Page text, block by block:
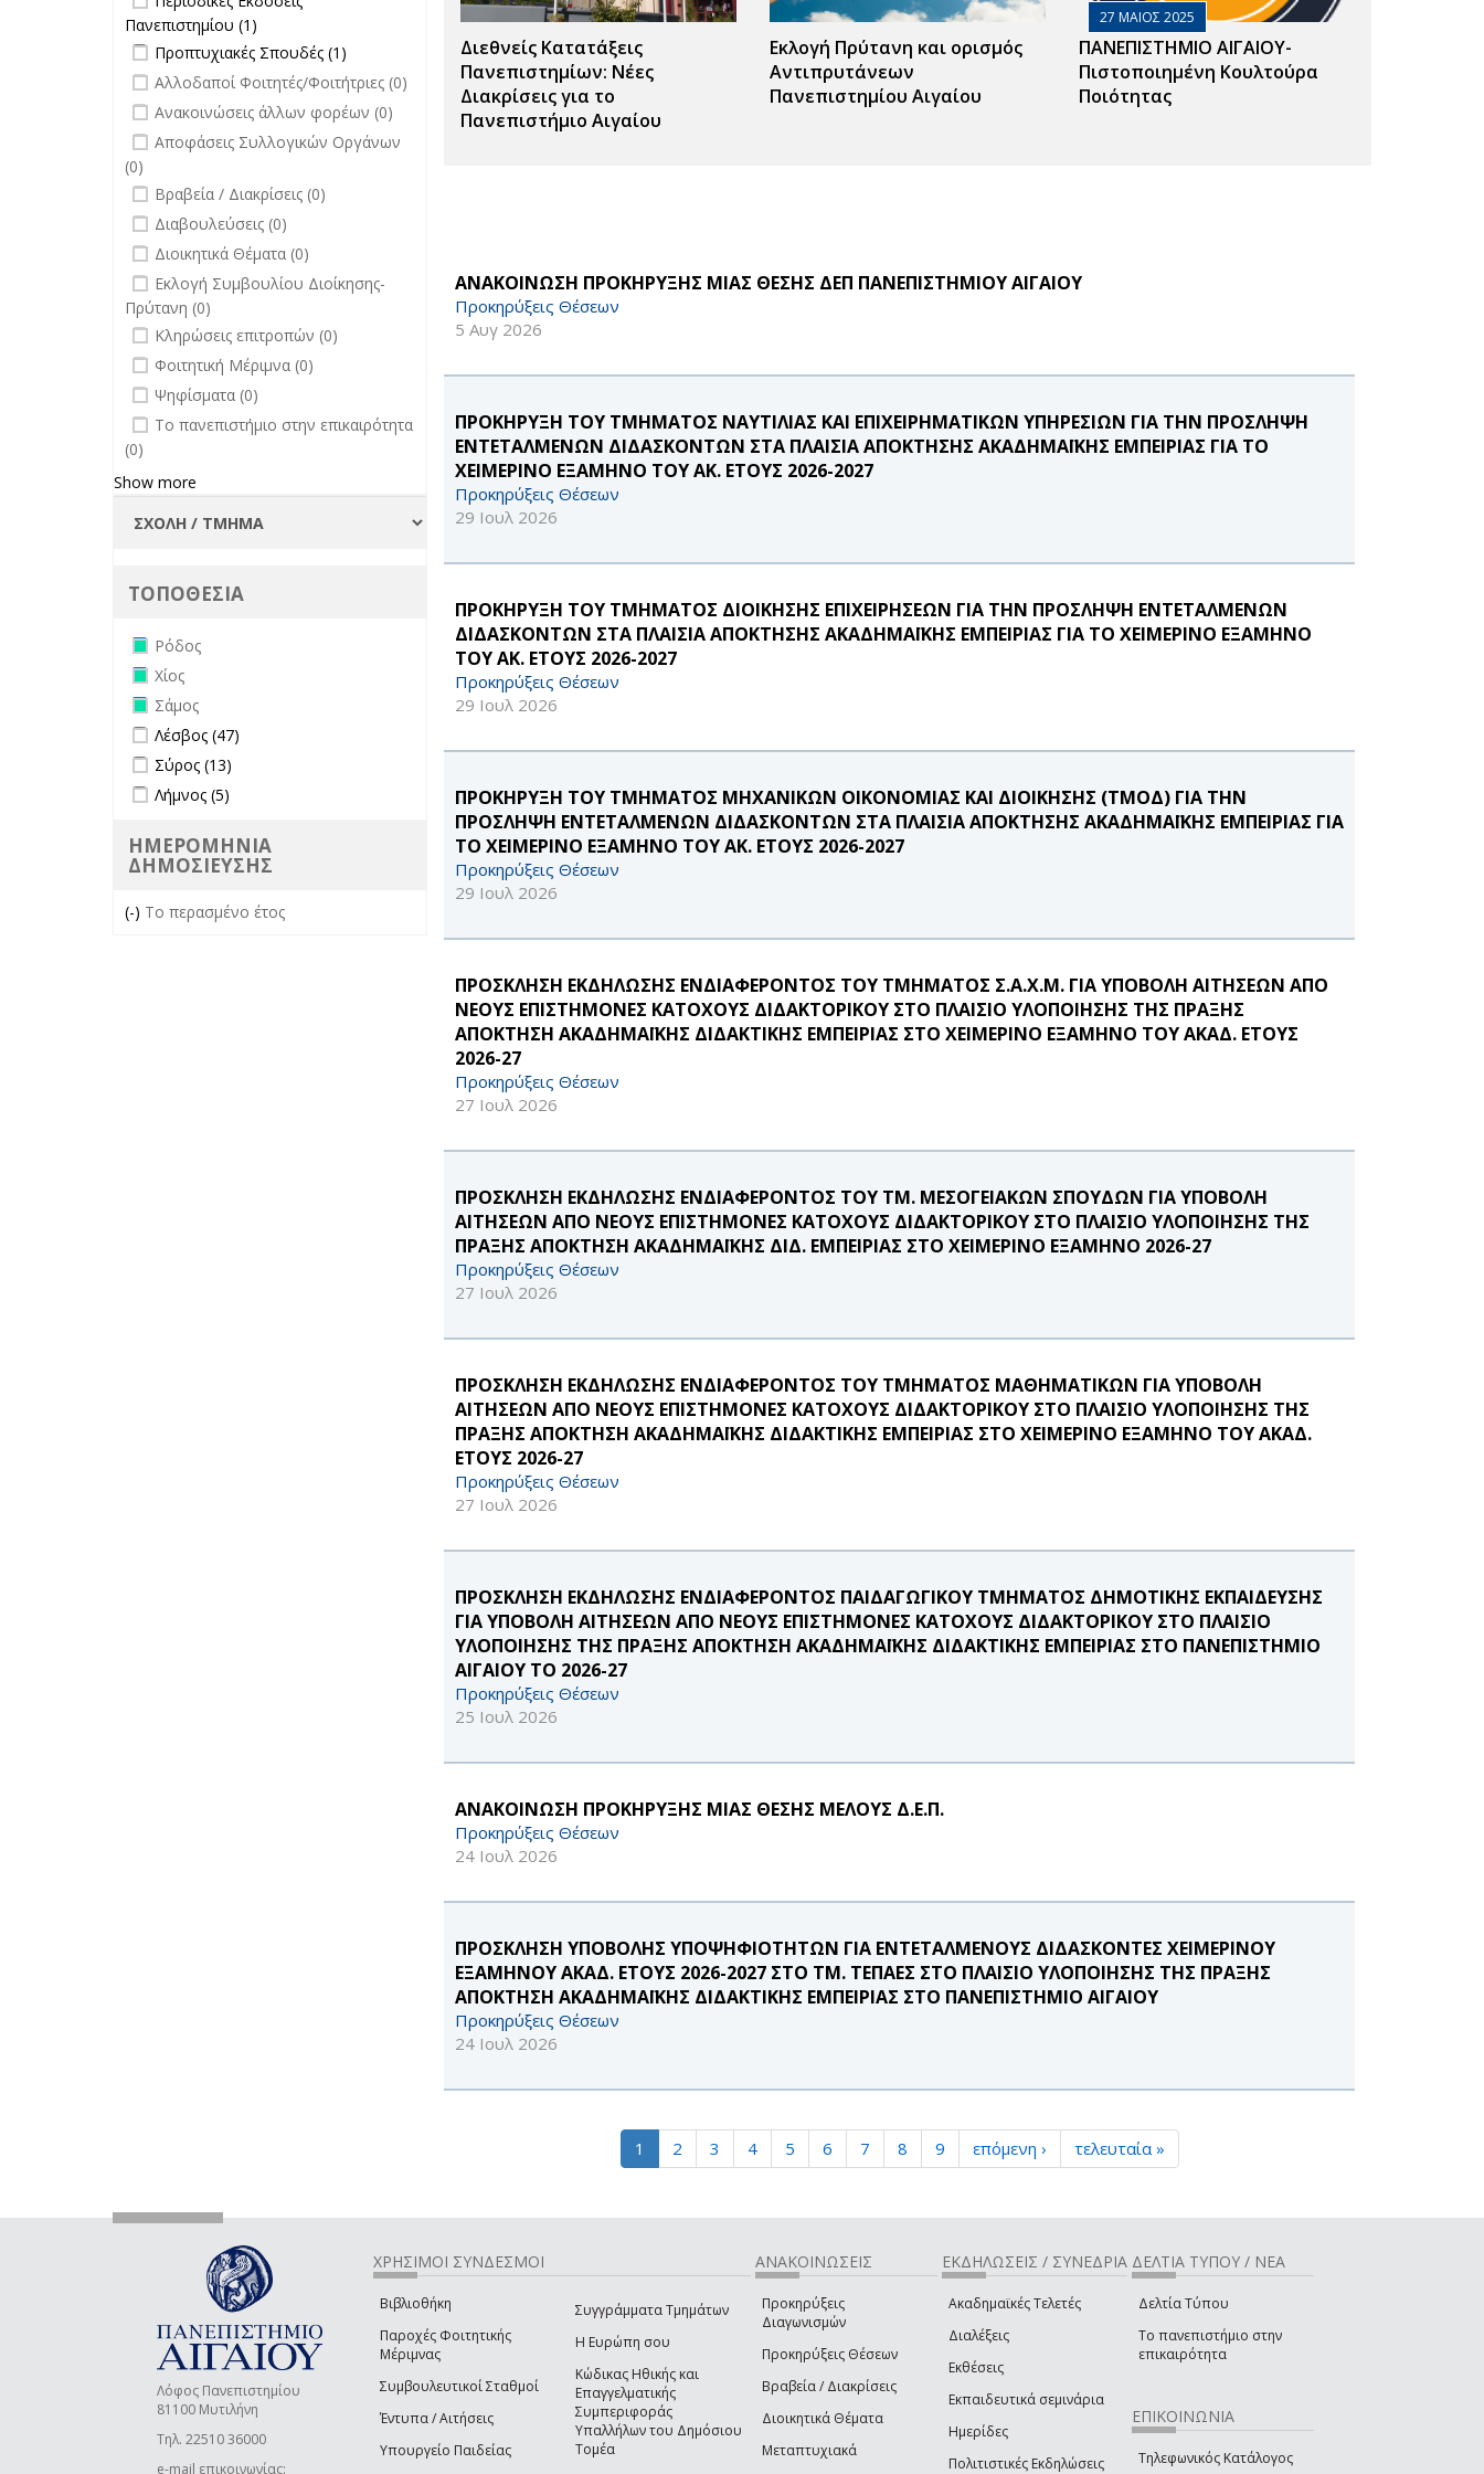
Διεθνείς Κατατάξεις
Πανεπιστημίων: Νέες
Διακρίσεις για το
Πανεπιστήμιο Αιγαίου
Εκλογή Πρύτανη και ορισμός
Αντιπρυτάνεων
Πανεπιστημίου Αιγαίου
27 ΜΑΙΟΣ 2025
ΠΑΝΕΠΙΣΤΗΜΙΟ ΑΙΓΑΙΟΥ-
Πιστοποιημένη Κουλτούρα
Ποιότητας
ΑΝΑΚΟΙΝΩΣΗ ΠΡΟΚΗΡΥΞΗΣ ΜΙΑΣ ΘΕΣΗΣ ΔΕΠ ΠΑΝΕΠΙΣΤΗΜΙΟΥ ΑΙΓΑΙΟΥ
Προκηρύξεις Θέσεων
5 Αυγ 2026
ΠΡΟΚΗΡΥΞΗ ΤΟΥ ΤΜΗΜΑΤΟΣ ΝΑΥΤΙΛΙΑΣ ΚΑΙ ΕΠΙΧΕΙΡΗΜΑΤΙΚΩΝ ΥΠΗΡΕΣΙΩΝ ΓΙΑ ΤΗΝ ΠΡΟΣΛΗΨΗ
ΕΝΤΕΤΑΛΜΕΝΩΝ ΔΙΔΑΣΚΟΝΤΩΝ ΣΤΑ ΠΛΑΙΣΙΑ ΑΠΟΚΤΗΣΗΣ ΑΚΑΔΗΜΑΪΚΗΣ ΕΜΠΕΙΡΙΑΣ ΓΙΑ ΤΟ
ΧΕΙΜΕΡΙΝΟ ΕΞΑΜΗΝΟ ΤΟΥ ΑΚ. ΕΤΟΥΣ 2026-2027
Προκηρύξεις Θέσεων
29 Ιουλ 2026
ΠΡΟΚΗΡΥΞΗ ΤΟΥ ΤΜΗΜΑΤΟΣ ΔΙΟΙΚΗΣΗΣ ΕΠΙΧΕΙΡΗΣΕΩΝ ΓΙΑ ΤΗΝ ΠΡΟΣΛΗΨΗ ΕΝΤΕΤΑΛΜΕΝΩΝ
ΔΙΔΑΣΚΟΝΤΩΝ ΣΤΑ ΠΛΑΙΣΙΑ ΑΠΟΚΤΗΣΗΣ ΑΚΑΔΗΜΑΪΚΗΣ ΕΜΠΕΙΡΙΑΣ ΓΙΑ ΤΟ ΧΕΙΜΕΡΙΝΟ ΕΞΑΜΗΝΟ
ΤΟΥ ΑΚ. ΕΤΟΥΣ 2026-2027
Προκηρύξεις Θέσεων
29 Ιουλ 2026
ΠΡΟΚΗΡΥΞΗ ΤΟΥ ΤΜΗΜΑΤΟΣ ΜΗΧΑΝΙΚΩΝ ΟΙΚΟΝΟΜΙΑΣ ΚΑΙ ΔΙΟΙΚΗΣΗΣ (ΤΜΟΔ) ΓΙΑ ΤΗΝ
ΠΡΟΣΛΗΨΗ ΕΝΤΕΤΑΛΜΕΝΩΝ ΔΙΔΑΣΚΟΝΤΩΝ ΣΤΑ ΠΛΑΙΣΙΑ ΑΠΟΚΤΗΣΗΣ ΑΚΑΔΗΜΑΪΚΗΣ ΕΜΠΕΙΡΙΑΣ ΓΙΑ
ΤΟ ΧΕΙΜΕΡΙΝΟ ΕΞΑΜΗΝΟ ΤΟΥ ΑΚ. ΕΤΟΥΣ 2026-2027
Προκηρύξεις Θέσεων
29 Ιουλ 2026
ΠΡΟΣΚΛΗΣΗ ΕΚΔΗΛΩΣΗΣ ΕΝΔΙΑΦΕΡΟΝΤΟΣ ΤΟΥ ΤΜΗΜΑΤΟΣ Σ.Α.Χ.Μ. ΓΙΑ ΥΠΟΒΟΛΗ ΑΙΤΗΣΕΩΝ ΑΠΟ
ΝΕΟΥΣ ΕΠΙΣΤΗΜΟΝΕΣ ΚΑΤΟΧΟΥΣ ΔΙΔΑΚΤΟΡΙΚΟΥ ΣΤΟ ΠΛΑΙΣΙΟ ΥΛΟΠΟΙΗΣΗΣ ΤΗΣ ΠΡΑΞΗΣ
ΑΠΟΚΤΗΣΗ ΑΚΑΔΗΜΑΪΚΗΣ ΔΙΔΑΚΤΙΚΗΣ ΕΜΠΕΙΡΙΑΣ ΣΤΟ ΧΕΙΜΕΡΙΝΟ ΕΞΑΜΗΝΟ ΤΟΥ ΑΚΑΔ. ΕΤΟΥΣ
2026-27
Προκηρύξεις Θέσεων
27 Ιουλ 2026
ΠΡΟΣΚΛΗΣΗ ΕΚΔΗΛΩΣΗΣ ΕΝΔΙΑΦΕΡΟΝΤΟΣ ΤΟΥ ΤΜ. ΜΕΣΟΓΕΙΑΚΩΝ ΣΠΟΥΔΩΝ ΓΙΑ ΥΠΟΒΟΛΗ
ΑΙΤΗΣΕΩΝ ΑΠΟ ΝΕΟΥΣ ΕΠΙΣΤΗΜΟΝΕΣ ΚΑΤΟΧΟΥΣ ΔΙΔΑΚΤΟΡΙΚΟΥ ΣΤΟ ΠΛΑΙΣΙΟ ΥΛΟΠΟΙΗΣΗΣ ΤΗΣ
ΠΡΑΞΗΣ ΑΠΟΚΤΗΣΗ ΑΚΑΔΗΜΑΪΚΗΣ ΔΙΔ. ΕΜΠΕΙΡΙΑΣ ΣΤΟ ΧΕΙΜΕΡΙΝΟ ΕΞΑΜΗΝΟ 2026-27
Προκηρύξεις Θέσεων
27 Ιουλ 2026
ΠΡΟΣΚΛΗΣΗ ΕΚΔΗΛΩΣΗΣ ΕΝΔΙΑΦΕΡΟΝΤΟΣ ΤΟΥ ΤΜΗΜΑΤΟΣ ΜΑΘΗΜΑΤΙΚΩΝ ΓΙΑ ΥΠΟΒΟΛΗ
ΑΙΤΗΣΕΩΝ ΑΠΟ ΝΕΟΥΣ ΕΠΙΣΤΗΜΟΝΕΣ ΚΑΤΟΧΟΥΣ ΔΙΔΑΚΤΟΡΙΚΟΥ ΣΤΟ ΠΛΑΙΣΙΟ ΥΛΟΠΟΙΗΣΗΣ ΤΗΣ
ΠΡΑΞΗΣ ΑΠΟΚΤΗΣΗ ΑΚΑΔΗΜΑΪΚΗΣ ΔΙΔΑΚΤΙΚΗΣ ΕΜΠΕΙΡΙΑΣ ΣΤΟ ΧΕΙΜΕΡΙΝΟ ΕΞΑΜΗΝΟ ΤΟΥ ΑΚΑΔ.
ΕΤΟΥΣ 2026-27
Προκηρύξεις Θέσεων
27 Ιουλ 2026
ΠΡΟΣΚΛΗΣΗ ΕΚΔΗΛΩΣΗΣ ΕΝΔΙΑΦΕΡΟΝΤΟΣ ΠΑΙΔΑΓΩΓΙΚΟΥ ΤΜΗΜΑΤΟΣ ΔΗΜΟΤΙΚΗΣ ΕΚΠΑΙΔΕΥΣΗΣ
ΓΙΑ ΥΠΟΒΟΛΗ ΑΙΤΗΣΕΩΝ ΑΠΟ ΝΕΟΥΣ ΕΠΙΣΤΗΜΟΝΕΣ ΚΑΤΟΧΟΥΣ ΔΙΔΑΚΤΟΡΙΚΟΥ ΣΤΟ ΠΛΑΙΣΙΟ
ΥΛΟΠΟΙΗΣΗΣ ΤΗΣ ΠΡΑΞΗΣ ΑΠΟΚΤΗΣΗ ΑΚΑΔΗΜΑΪΚΗΣ ΔΙΔΑΚΤΙΚΗΣ ΕΜΠΕΙΡΙΑΣ ΣΤΟ ΠΑΝΕΠΙΣΤΗΜΙΟ
ΑΙΓΑΙΟΥ ΤΟ 2026-27
Προκηρύξεις Θέσεων
25 Ιουλ 2026
ΑΝΑΚΟΙΝΩΣΗ ΠΡΟΚΗΡΥΞΗΣ ΜΙΑΣ ΘΕΣΗΣ ΜΕΛΟΥΣ Δ.Ε.Π.
Προκηρύξεις Θέσεων
24 Ιουλ 2026
ΠΡΟΣΚΛΗΣΗ ΥΠΟΒΟΛΗΣ ΥΠΟΨΗΦΙΟΤΗΤΩΝ ΓΙΑ ΕΝΤΕΤΑΛΜΕΝΟΥΣ ΔΙΔΑΣΚΟΝΤΕΣ ΧΕΙΜΕΡΙΝΟΥ
ΕΞΑΜΗΝΟΥ ΑΚΑΔ. ΕΤΟΥΣ 2026-2027 ΣΤΟ ΤΜ. ΤΕΠΑΕΣ ΣΤΟ ΠΛΑΙΣΙΟ ΥΛΟΠΟΙΗΣΗΣ ΤΗΣ ΠΡΑΞΗΣ
ΑΠΟΚΤΗΣΗ ΑΚΑΔΗΜΑΪΚΗΣ ΔΙΔΑΚΤΙΚΗΣ ΕΜΠΕΙΡΙΑΣ ΣΤΟ ΠΑΝΕΠΙΣΤΗΜΙΟ ΑΙΓΑΙΟΥ
Προκηρύξεις Θέσεων
24 Ιουλ 2026
1 2 3 4 5 6 7 8 9 επόμενη › τελευταία »
Πανεπιστημίου filter
Πανεπιστημίου (1)
Εκδόσεις
Πανεπιστημίου filter
Apply Προπτυχιακές Σπουδές filter
Προπτυχιακές Σπουδές (1)
Σπουδές filter
undefined
Αλλοδαποί Φοιτητές/Φοιτήτριες (0)
undefined
Ανακοινώσεις άλλων φορέων (0)
undefined
Αποφάσεις Συλλογικών Οργάνων
(0)
undefined
Βραβεία / Διακρίσεις (0)
undefined
Διαβουλεύσεις (0)
undefined
Διοικητικά Θέματα (0)
undefined
Εκλογή Συμβουλίου Διοίκησης-
Πρύτανη (0)
undefined
Κληρώσεις επιτροπών (0)
undefined
Φοιτητική Μέριμνα (0)
undefined
Ψηφίσματα (0)
undefined
Το πανεπιστήμιο στην επικαιρότητα
(0)
Show more
ΤΟΠΟΘΕΣΙΑ
Remove Ρόδος filter
Ρόδος
Remove Χίος filter
Χίος
Remove Σάμος filter
Σάμος
Apply Λέσβος filter
Λέσβος (47)
Apply Σύρος filter
Σύρος (13)
Apply Λήμνος filter
Λήμνος (5)
ΗΜΕΡΟΜΗΝΙΑ
ΔΗΜΟΣΙΕΥΣΗΣ
(-) Remove Το περασμένο έτος filter
Το περασμένο έτος
Λόφος Πανεπιστημίου
81100 Μυτιλήνη
Τηλ. 22510 36000
e-mail επικοινωνίας:
ΧΡΗΣΙΜΟΙ ΣΥΝΔΕΣΜΟΙ
Βιβλιοθήκη
Παροχές Φοιτητικής
Μέριμνας
Συμβουλευτικοί Σταθμοί
Έντυπα / Αιτήσεις
Υπουργείο Παιδείας
Συγγράμματα Τμημάτων
Η Ευρώπη σου
Κώδικας Ηθικής και
Επαγγελματικής
Συμπεριφοράς
Υπαλλήλων του Δημόσιου
Τομέα
ΑΝΑΚΟΙΝΩΣΕΙΣ
Προκηρύξεις
Διαγωνισμών
Προκηρύξεις Θέσεων
Βραβεία / Διακρίσεις
Διοικητικά Θέματα
Μεταπτυχιακά
ΕΚΔΗΛΩΣΕΙΣ / ΣΥΝΕΔΡΙΑ
Ακαδημαϊκές Τελετές
Διαλέξεις
Εκθέσεις
Εκπαιδευτικά σεμινάρια
Ημερίδες
Πολιτιστικές Εκδηλώσεις
ΔΕΛΤΙΑ ΤΥΠΟΥ / ΝΕΑ
Δελτία Τύπου
Το πανεπιστήμιο στην
επικαιρότητα
ΕΠΙΚΟΙΝΩΝΙΑ
Τηλεφωνικός Κατάλογος